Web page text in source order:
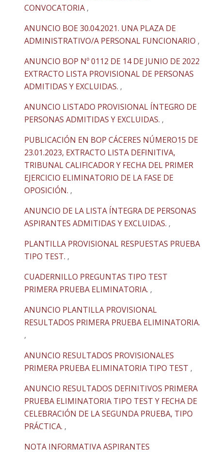
CONVOCATORIA ,
ANUNCIO BOE 30.04.2021. UNA PLAZA DE
ADMINISTRATIVO/A PERSONAL FUNCIONARIO ,
ANUNCIO BOP Nº 0112 DE 14 DE JUNIO DE 2022
EXTRACTO LISTA PROVISIONAL DE PERSONAS
ADMITIDAS Y EXCLUIDAS. ,
ANUNCIO LISTADO PROVISIONAL ÍNTEGRO DE
PERSONAS ADMITIDAS Y EXCLUIDAS. ,
PUBLICACIÓN EN BOP CÁCERES NÚMERO15 DE
23.01.2023, EXTRACTO LISTA DEFINITIVA,
TRIBUNAL CALIFICADOR Y FECHA DEL PRIMER
EJERCICIO ELIMINATORIO DE LA FASE DE
OPOSICIÓN. ,
ANUNCIO DE LA LISTA ÍNTEGRA DE PERSONAS
ASPIRANTES ADMITIDAS Y EXCLUIDAS. ,
PLANTILLA PROVISIONAL RESPUESTAS PRUEBA
TIPO TEST. ,
CUADERNILLO PREGUNTAS TIPO TEST
PRIMERA PRUEBA ELIMINATORIA. ,
ANUNCIO PLANTILLA PROVISIONAL
RESULTADOS PRIMERA PRUEBA ELIMINATORIA.
,
ANUNCIO RESULTADOS PROVISIONALES
PRIMERA PRUEBA ELIMINATORIA TIPO TEST ,
ANUNCIO RESULTADOS DEFINITIVOS PRIMERA
PRUEBA ELIMINATORIA TIPO TEST Y FECHA DE
CELEBRACIÓN DE LA SEGUNDA PRUEBA, TIPO
PRÁCTICA. ,
NOTA INFORMATIVA ASPIRANTES